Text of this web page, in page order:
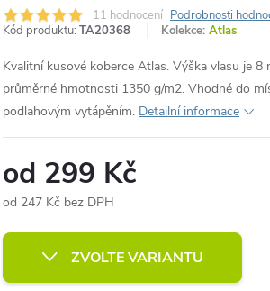
11 hodnocení Podrobnosti
Kód produktu: TA20368 Kolekce: Atlas
Kvalitní kusové koberce Atlas. Výška vlasu je 8
průměrné hmotnosti 1350 g/m2. Vhodné do
podlahovým vytápěním. Detailní informace
od 299 Kč
od 247 Kč bez DPH
cena:
ZVOLTE VARIANTU